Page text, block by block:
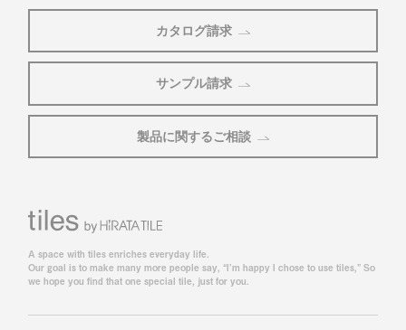
カタログ請求
サンプル請求
製品に関するご相談
A space with tiles enriches everyday life.
Our goal is to make many more people say, “I’m happy I chose to use tiles,” So
we hope you find that one special tile, just for you.